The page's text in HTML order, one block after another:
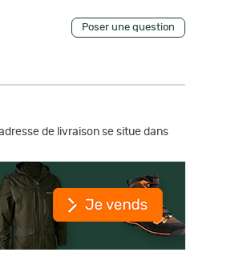
Poser une question
de livraison se situe dans